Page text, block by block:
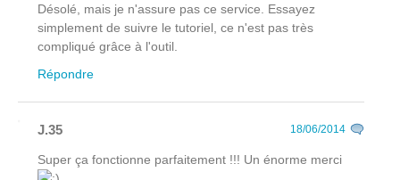
Désolé, mais je n'assure pas ce service. Essayez
simplement de suivre le tutoriel, ce n'est pas très
compliqué grâce à l'outil.
Répondre
J.35 18/06/2014
Super ça fonctionne parfaitement !!! Un énorme merci